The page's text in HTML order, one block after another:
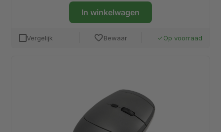
In winkelwagen
Vergelijk favoriteBewaar done Op voorraad